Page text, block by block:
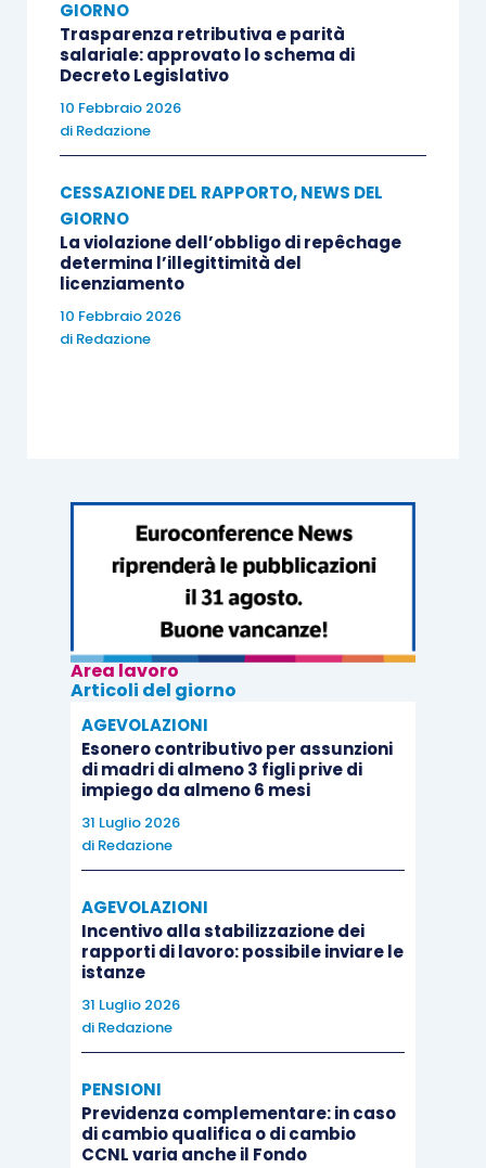
GIORNO
Trasparenza retributiva e parità
salariale: approvato lo schema di
Decreto Legislativo
10 Febbraio 2026
di Redazione
CESSAZIONE DEL RAPPORTO,NEWS DEL
GIORNO
La violazione dell’obbligo di repêchage
determina l’illegittimità del
licenziamento
10 Febbraio 2026
di Redazione
Area lavoro
Articoli del giorno
AGEVOLAZIONI
Esonero contributivo per assunzioni
di madri di almeno 3 figli prive di
impiego da almeno 6 mesi
31 Luglio 2026
di Redazione
AGEVOLAZIONI
Incentivo alla stabilizzazione dei
rapporti di lavoro: possibile inviare le
istanze
31 Luglio 2026
di Redazione
PENSIONI
Previdenza complementare: in caso
di cambio qualifica o di cambio
CCNL varia anche il Fondo